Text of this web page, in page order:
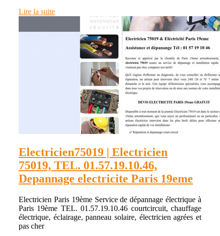
Lire la suite
Electricien75019 | Electricien
75019, TEL. 01.57.19.10.46,
Depannage electricite Paris 19eme
Electricien Paris 19ème Service de dépannage électrique à
Paris 19ème TEL. 01.57.19.10.46 courtcircuit, chauffage
électrique, éclairage, panneau solaire, électricien agrées et
pas cher